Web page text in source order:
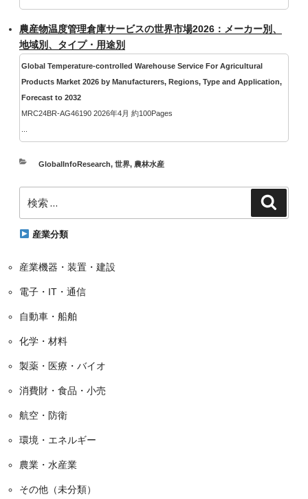
農産物温度管理倉庫サービスの世界市場2026：メーカー別、
地域別、タイプ・用途別
Global Temperature-controlled Warehouse Service For Agricultural
Products Market 2026 by Manufacturers, Regions, Type and Application,
Forecast to 2032
MRC24BR-AG46190 2026年4月 約100Pages
カ
リ
GlobalInfoResearch, 世界, 農林水産
索:
産業分類
産業機器・装置・建設
電子・IT・通信
自動車・船舶
化学・材料
製薬・医療・バイオ
消費財・食品・小売
航空・防衛
環境・エネルギー
農業・水産業
その他（未分類）